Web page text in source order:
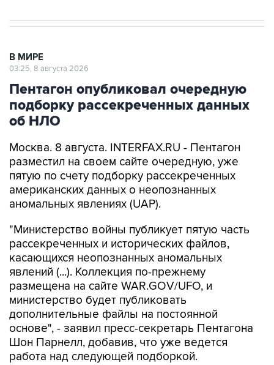
В МИРЕ
03:25, 8 августа 2026
Пентагон опубликовал очередную
подборку рассекреченных данных
об НЛО
Москва. 8 августа. INTERFAX.RU - Пентагон
разместил на своем сайте очередную, уже
пятую по счету подборку рассекреченных
американских данных о неопознанных
аномальных явлениях (UAP).
"Министерство войны публикует пятую часть
рассекреченных и исторических файлов,
касающихся неопознанных аномальных
явлений (...). Коллекция по-прежнему
размещена на сайте WAR.GOV/UFO, и
министерство будет публиковать
дополнительные файлы на постоянной
основе", - заявил пресс-секретарь Пентагона
Шон Парнелл, добавив, что уже ведется
работа над следующей подборкой.